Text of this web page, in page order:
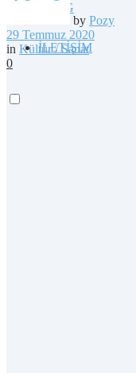
BLOG
İLETİŞİM
by Pozy
29 Temmuz 2020
in Kültür / Sanat
0